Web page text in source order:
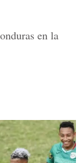
en la